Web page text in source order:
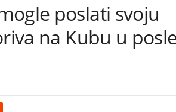
poslati svoju
na Kubu u